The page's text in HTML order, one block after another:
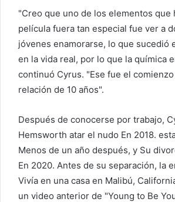
i
c
"Creo que uno de los elementos que
película fuera tan especial fue ver a
jóvenes enamorarse, lo que sucedió
en la vida real, por lo que la química
continuó Cyrus. "Ese fue el
relación de 10 años".
Después de conocerse por trabajo,
Hemsworth atar el nudo En 2018.
Menos de un año después, y Su
En 2020. Antes de su separación, la
Vivía en una casa en Malibú,
un video anterior de "Young to Be